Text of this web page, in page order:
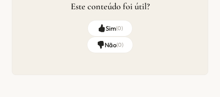
Este conteúdo foi útil?
Sim(0)
Não(0)